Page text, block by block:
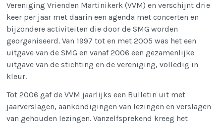
Vereniging Vrienden Martinikerk (VVM) en verschijnt drie
keer per jaar met daarin een agenda met concerten en
bijzondere activiteiten die door de SMG worden
georganiseerd. Van 1997 tot en met 2005 was het een
uitgave van de SMG en vanaf 2006 een gezamenlijke
uitgave van de stichting en de vereniging, volledig in
kleur.
Tot 2006 gaf de VVM jaarlijks een Bulletin uit met
jaarverslagen, aankondigingen van lezingen en verslagen
van gehouden lezingen. Vanzelfsprekend kreeg het